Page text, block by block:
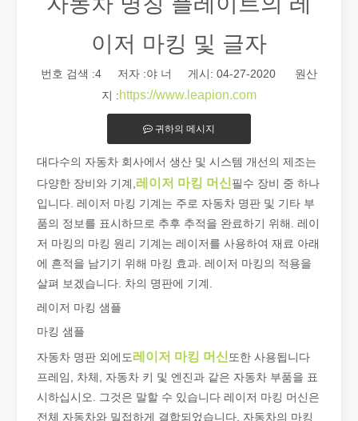
이저 마킹 및 글자
번호 검색 :4 저자 :야 너 게시: 04-27-2020 원산
지 :https://www.leapion.com
귀하의 메시지
대다수의 자동차 회사에서 생산 및 시스템 개선의 제조는
다양한 장비와 기계, 레이저 마킹 머신필수 장비 중 하나
입니다. 레이저 마킹 기계는 주로 자동차 명판 및 기타 부
품의 정보를 표시하므로 추후 추적을 완료하기 위해. 레이
저 마킹의 마킹 원리 기계는 레이저를 사용하여 재료 아래
에 흔적을 남기기 위해 마킹 효과. 레이저 마킹의 적용을
살펴 보겠습니다. 차의 명판에 기계.
레이저 마킹 샘플
마킹 샘플
자동차 명판 외에도레이저 마킹 머신 또한 사용됩니다
프레임, 차체, 자동차 키 및 엔진과 같은 자동차 부품을 표
시하십시오. 그것은 말할 수 있습니다 레이저 마킹 머신은
전체 자동차와 밀접하게 결합되었습니다. 자동차의 마킹